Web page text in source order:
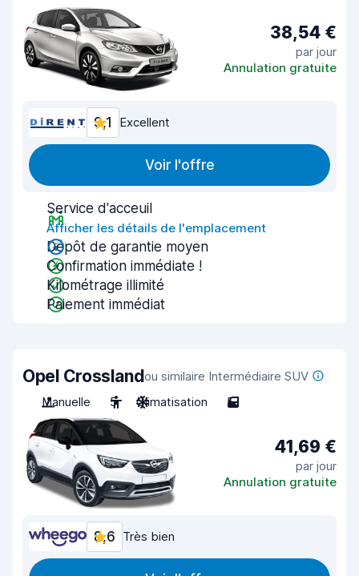
38,54 €
par jour
Annulation gratuite
9,1 Excellent
Voir l'offre
Service d'acceuil
Afficher les détails de l'emplacement
Dépôt de garantie moyen
Confirmation immédiate !
Kilométrage illimité
Paiement immédiat
Opel Crosslandou similaire Intermédiaire SUV
Manuelle
5 Climatisation 5
41,69 €
par jour
Annulation gratuite
8,6 Très bien